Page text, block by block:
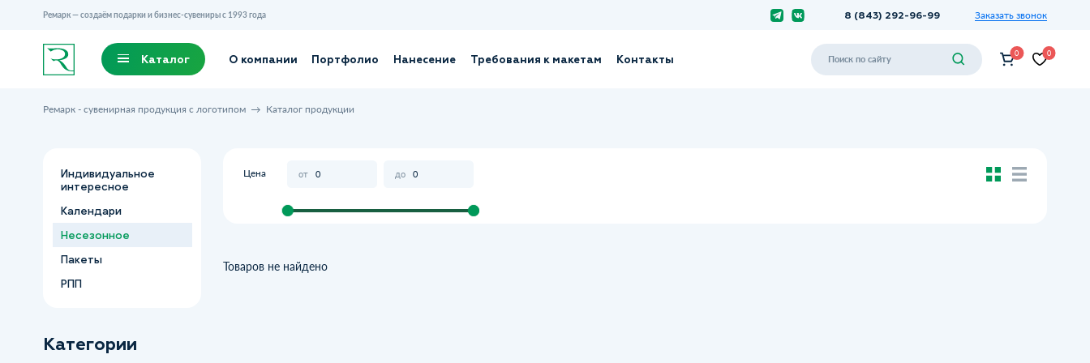
Ремарк — создаём подарки и бизнес-сувениры с 1993 года 8 (843) 292-96-99 Заказать звонок
Каталог О компании Портфолио Нанесение Требования к макетам Контакты 0 0
Ремарк - сувенирная продукция с логотипом Каталог продукции
Индивидуальное
интересное
Календари
Несезонное
Пакеты
РПП
Категории
Цена от до
Товаров не найдено